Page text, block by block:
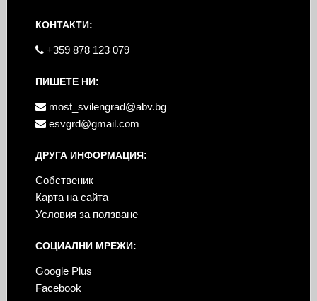
КОНТАКТИ:
+359 878 123 079
ПИШЕТЕ НИ:
most_svilengrad@abv.bg
esvgrd@gmail.com
ДРУГА ИНФОРМАЦИЯ:
Собственик
Карта на сайта
Условия за ползване
СОЦИАЛНИ МРЕЖИ:
Google Plus
Facebook